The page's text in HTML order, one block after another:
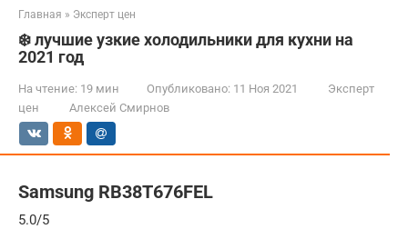
Главная » Эксперт цен
❄️ лучшие узкие холодильники для кухни на
2021 год
На чтение: 19 мин Опубликовано: 11 Ноя 2021
Эксперт
цен
Алексей Смирнов
Samsung RB38T676FEL
5.0/5